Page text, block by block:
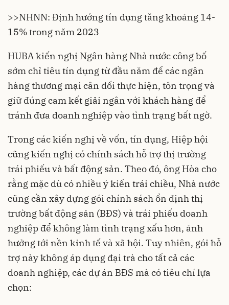
>>NHNN: Định hướng tín dụng tăng khoảng 14-
15% trong năm 2023
HUBA kiến nghị Ngân hàng Nhà nướccông bố
sớm chỉ tiêu tín dụng từ đầu năm để các ngân
hàng thương mại cân đối thực hiện, tôn trọng và
giữ đúng cam kết giải ngân với khách hàng để
tránh đưa doanh nghiệp vào tình trạng bất ngờ.
Trong các kiến nghị về vốn, tín dụng, Hiệp hội
cũng kiến nghị có chính sách hỗ trợ thị trường
trái phiếu và bất động sản. Theo đó, ông Hòa cho
rằng mặc dù có nhiều ý kiến trái chiều, Nhà nước
cũng cần xây dựng gói chính sách ổn định thị
trường bất động sản (BĐS) và trái phiếu doanh
nghiệp để không làm tình trạng xấu hơn, ảnh
hưởng tới nền kinh tế và xã hội. Tuy nhiên, gói hỗ
trợ này không áp dụng đại trà cho tất cả các
doanh nghiệp, các dự án BĐS mà có tiêu chí lựa
chọn: